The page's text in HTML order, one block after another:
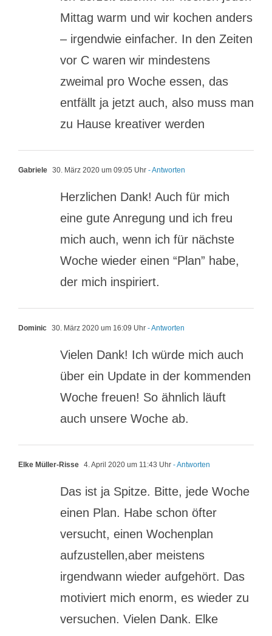
Mittag warm und wir kochen anders
– irgendwie einfacher. In den Zeiten
vor C waren wir mindestens
zweimal pro Woche essen, das
entfällt ja jetzt auch, also muss man
zu Hause kreativer werden
Gabriele 30. März 2020 um 09:05 Uhr - Antworten
Herzlichen Dank! Auch für mich
eine gute Anregung und ich freu
mich auch, wenn ich für nächste
Woche wieder einen “Plan” habe,
der mich inspiriert.
Dominic 30. März 2020 um 16:09 Uhr - Antworten
Vielen Dank! Ich würde mich auch
über ein Update in der kommenden
Woche freuen! So ähnlich läuft
auch unsere Woche ab.
Elke Müller-Risse 4. April 2020 um 11:43 Uhr - Antworten
Das ist ja Spitze. Bitte, jede Woche
einen Plan. Habe schon öfter
versucht, einen Wochenplan
aufzustellen,aber meistens
irgendwann wieder aufgehört. Das
motiviert mich enorm, es wieder zu
versuchen. Vielen Dank. Elke